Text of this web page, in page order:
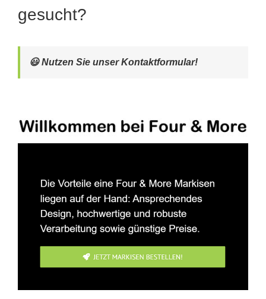
gesucht?
😃 Nutzen Sie unser Kontaktformular!